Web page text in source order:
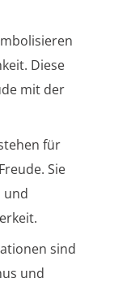
Diese
mit der
für
Sie
und
sind
und